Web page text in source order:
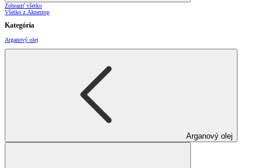
Zobraziť všetko
Všetko z Aknestop
Kategória
Arganový olej
Arganový olej